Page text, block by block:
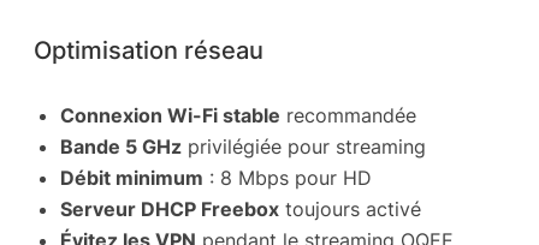
Optimisation réseau
Connexion Wi-Fi stable recommandée
Bande 5 GHz privilégiée pour streaming
Débit minimum : 8 Mbps pour HD
Serveur DHCP Freebox toujours activé
Évitez les VPN pendant le streaming OQEE